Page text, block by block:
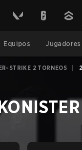
Equipos Jugadores
STRIKE 2 TORNEOS